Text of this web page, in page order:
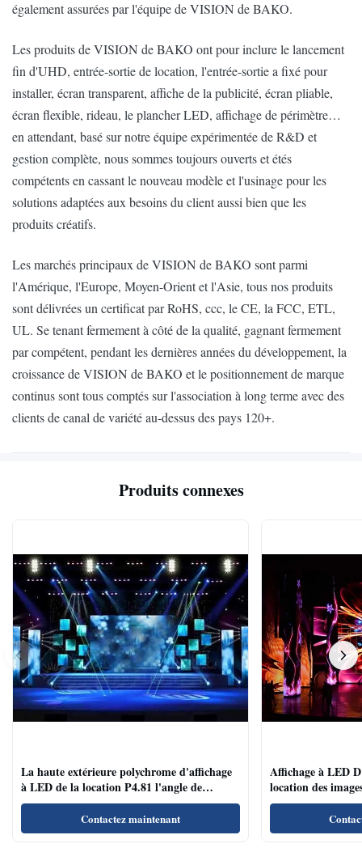
également assurées par l'équipe de VISION de BAKO.
Les produits de VISION de BAKO ont pour inclure le lancement
fin d'UHD, entrée-sortie de location, l'entrée-sortie a fixé pour
installer, écran transparent, affiche de la publicité, écran pliable,
écran flexible, rideau, le plancher LED, affichage de périmètre…
en attendant, basé sur notre équipe expérimentée de R&D et
gestion complète, nous sommes toujours ouverts et étés
compétents en cassant le nouveau modèle et l'usinage pour les
solutions adaptées aux besoins du client aussi bien que les
produits créatifs.
Les marchés principaux de VISION de BAKO sont parmi
l'Amérique, l'Europe, Moyen-Orient et l'Asie, tous nos produits
sont délivrées un certificat par RoHS, ccc, le CE, la FCC, ETL,
UL. Se tenant fermement à côté de la qualité, gagnant fermement
par compétent, pendant les dernières années du développement, la
croissance de VISION de BAKO et le positionnement de marque
continus sont tous comptés sur l'association à long terme avec des
clients de canal de variété au-dessus des pays 120+.
Produits connexes
La haute extérieure polychrome d'affichage
à LED de la location P4.81 l'angle de
visualisation large de vitesse de régénération
Contactez maintenant
Affichage à LED
location des
conférences/salles